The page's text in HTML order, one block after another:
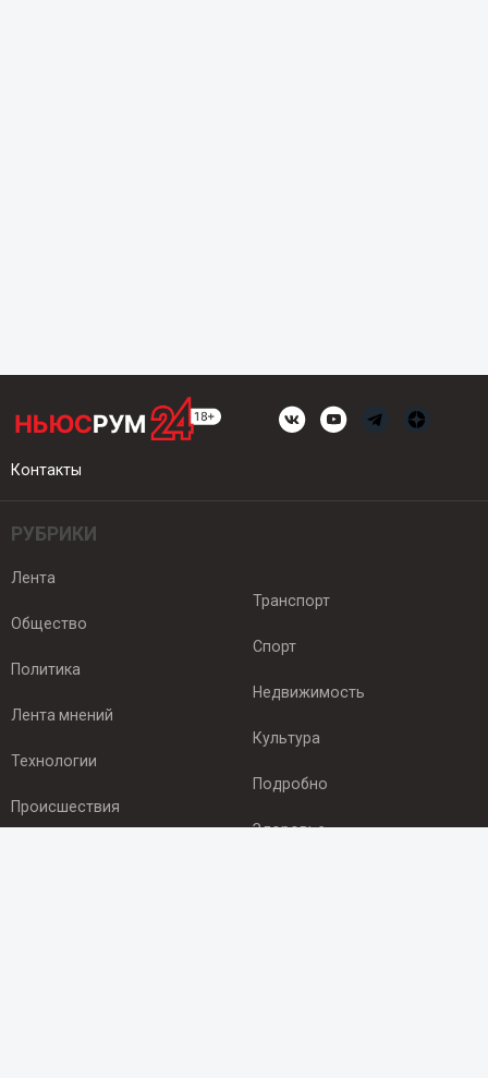
Контакты
РУБРИКИ
Лента
Общество
Политика
Лента мнений
Технологии
Происшествия
Транспорт
Спорт
Недвижимость
Культура
Подробно
Здоровье